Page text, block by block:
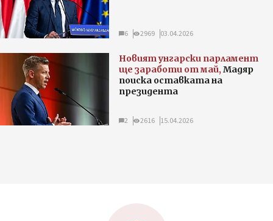
6 2969 03.04.2026
Новият унгарски парламент
ще заработи от май, Мадяр
поиска оставката на
президента
2 2616 15.04.2026